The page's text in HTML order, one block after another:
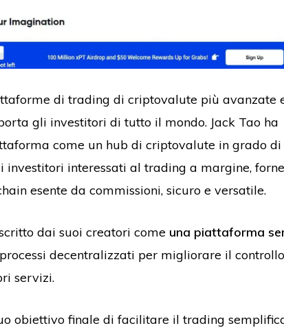
di trading di criptovalute più avanzate
gli investitori di tutto il mondo. Jack Tao ha
come un hub di criptovalute in grado
investitori interessati al trading a margine,
esente da commissioni, sicuro e versatile.
dai suoi creatori come una piattaforma
decentralizzati per migliorare il controllo
servizi.
obiettivo finale di facilitare il trading